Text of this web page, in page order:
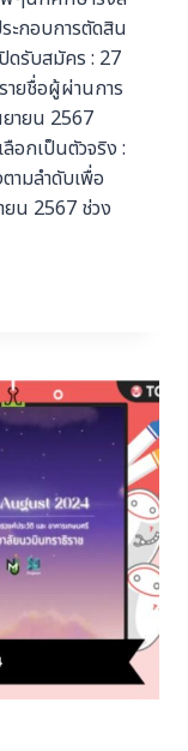
ะกอบการตัดสิน
ดรับสมัคร : 27
ยชื่อผู้ผ่านการ
ายน 2567
อกเป็นตัวจริง :
ามลำดับเพื่อ
ยน 2567 ช่วง